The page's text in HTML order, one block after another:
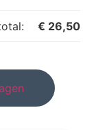
€ 26,50